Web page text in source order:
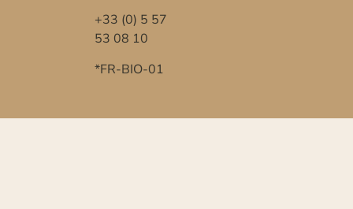
+33 (0) 5 57
53 08 10
*FR-BIO-01